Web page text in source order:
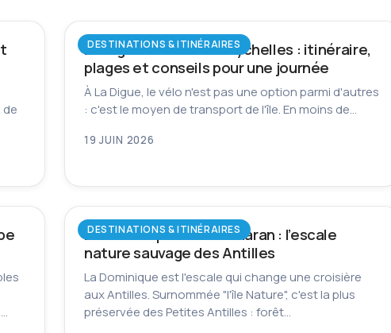
de
DESTINATIONS & ITINÉRAIRES
La Digue à vélo aux Seychelles : itinéraire,
plages et conseils pour une journée
À La Digue, le vélo n'est pas une option parmi d'autres
: c'est le moyen de transport de l'île. En moins de…
19 JUIN 2026
DESTINATIONS & ITINÉRAIRES
La Dominique en catamaran : l’escale
nature sauvage des Antilles
La Dominique est l'escale qui change une croisière
aux Antilles. Surnommée "l'île Nature", c'est la plus
préservée des Petites Antilles : forêt…